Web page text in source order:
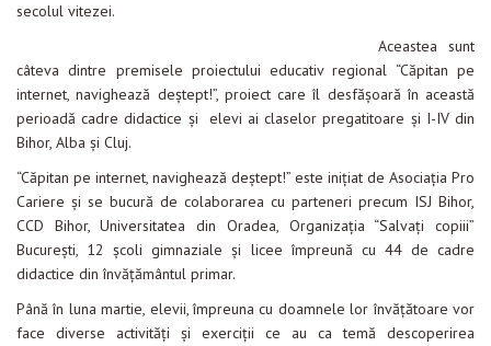
secolul vitezei.
Aceastea sunt
câteva dintre premisele proiectului educativ regional “Căpitan pe
internet, navighează deştept!”, proiect care îl desfăşoară în această
perioadă cadre didactice şi elevi ai claselor pregatitoare şi I-IV din
Bihor, Alba şi Cluj.
“Căpitan pe internet, navighează deştept!” este iniţiat de Asociaţia Pro
Cariere şi se bucură de colaborarea cu parteneri precum ISJ Bihor,
CCD Bihor, Universitatea din Oradea, Organizaţia “Salvaţi copiii”
Bucureşti, 12 şcoli gimnaziale şi licee împreună cu 44 de cadre
didactice din învăţământul primar.
Până în luna martie, elevii, împreuna cu doamnele lor învăţătoare vor
face diverse activităţi şi exerciţii ce au ca temă descoperirea